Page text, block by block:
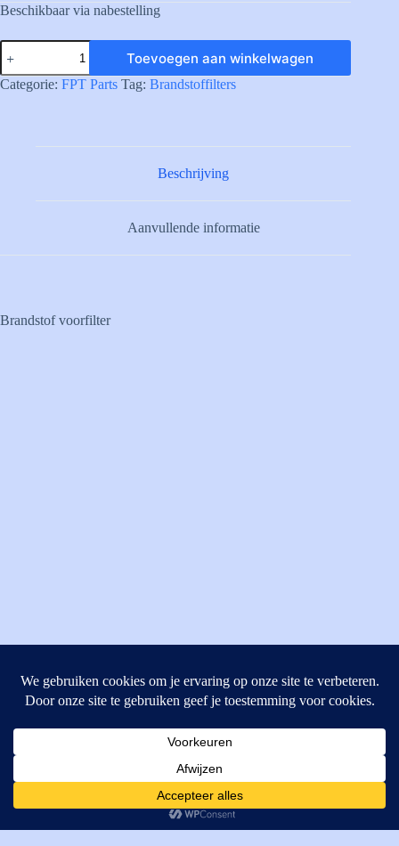
Beschikbaar via nabestelling
1907539
FUEL
PRE-
FIL.
Toevoegen aan winkelwagen
Categorie: FPT Parts Tag: Brandstoffilters
Beschrijving
Aanvullende informatie
Brandstof voorfilter
4462GE, Goes
T: +31 (0) 111-484438
M:parts@mitechniek.nl
VAT: NL862802295B01
Cookies helpen ons bij het leveren van onze diensten. Door
gebruik te maken van onze diensten, gaat u akkoord met ons
gebruik van cookies.